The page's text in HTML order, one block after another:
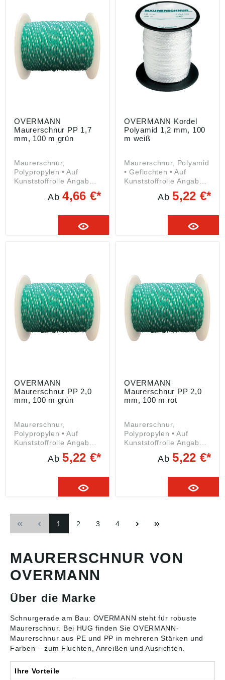
OVERMANN
Maurerschnur PP 1,7
mm, 100 m grün
Maurerschnur,
Polypropylen • Auf
Kunststoffrolle Angaben
Produktsicherheitsveror
Wilhelm Overmann
Dieselstraße 36, 42389
Ab4,66 €*
OVERMANN Kordel
Polyamid 1,2 mm, 100
m weiß
Maurerschnur, Polyamid
• Geflochten • Auf
Kunststoffrolle Angaben
Produktsicherheitsveror
Wilhelm Overmann
Dieselstraße 36, 42389
Ab5,22 €*
OVERMANN
Maurerschnur PP 2,0
mm, 100 m grün
Maurerschnur,
Polypropylen • Auf
Kunststoffrolle Angaben
Produktsicherheitsveror
Wilhelm Overmann
Dieselstraße 36, 42389
info@overmann-
gmbh.de
Ab5,22 €*
OVERMANN
Maurerschnur PP 2,0
mm, 100 m rot
Maurerschnur,
Polypropylen • Auf
Kunststoffrolle Angaben
Produktsicherheitsveror
Wilhelm Overmann
Dieselstraße 36, 42389
gmbh.de
Ab5,22 €*
1 2 3 4
MAURERSCHNUR VON
OVERMANN
Über die Marke
Schnurgerade am Bau: OVERMANN steht für robuste
Maurerschnur. Bei HUG finden Sie OVERMANN-
Maurerschnur aus PE und PP in mehreren Stärken und
Farben – zum Fluchten, Anreißen und Ausrichten.
Ihre Vorteile